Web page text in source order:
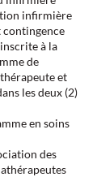
infirmière
contingence
à la
de
et
les deux (2)
en soins
des